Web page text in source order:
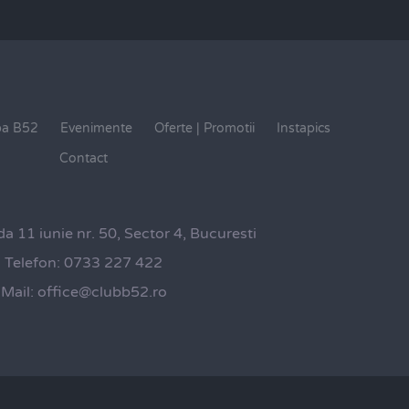
B52 Evenimente Oferte | Promotii
Instapics
Contact
11 iunie nr. 50, Sector 4, Bucuresti
Telefon: 0733 227 422
Mail: office@clubb52.ro